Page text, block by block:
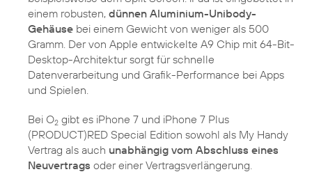
einem robusten, dünnen Aluminium-Unibody-
Gehäuse bei einem Gewicht von weniger als 500
Gramm. Der von Apple entwickelte A9 Chip mit 64-Bit-
Desktop-Architektur sorgt für schnelle
Datenverarbeitung und Grafik-Performance bei Apps
und Spielen.
Bei O2 gibt es iPhone 7 und iPhone 7 Plus
(PRODUCT)RED Special Edition sowohl als My Handy
Vertrag als auch unabhängig vom Abschluss eines
Neuvertrags oder einer Vertragsverlängerung.